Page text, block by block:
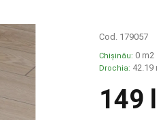
Cod. 179057
Chișinău: 0 m2
Drochia: 42.19
149